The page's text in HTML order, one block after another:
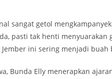
sangat getol
pasti tak henti
Jember ini sering menjadi
Bunda Elly menerapkan